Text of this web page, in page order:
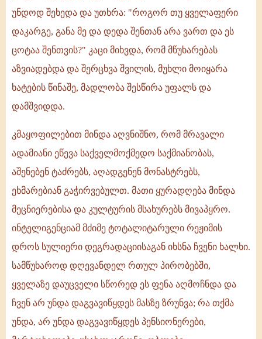
უნდოდ შეხედა და უთხრა: "როგორ თუ ყველაფერი
დაკარგე, განა მე და დედა შენთან არა ვართ და ეს
ცოტაა შენთვის?" კაცი მიხვდა, რომ მწუხარებას
აზვიადებდა და შერცხვა შვილის, მუხლი მოიყარა
ხატების წინაშე, მადლობა შესწირა უფალს და
დამშვიდდა.
კმაყოფილებით მინდა აღვნიშნო, რომ მრავალი
ადამიანი ეწევა საქველმოქმედო საქმიანობას,
აშენებენ ტაძრებს, აღადგენენ მონასტრებს,
ეხმარებიან გაჭირვებულთ. მათი ყურადღება მინდა
მეცნიერებისა და კულტურის მსახურებს მივაპყრო.
ინტელიგენციამ მძიმე ტოტალიტარული რეჟიმის
დროს სულიერი დეგრადაციისაგან იხსნა ჩვენი ხალხი.
სამწუხაროდ დღევანდელ რთულ პირობებში,
ყველაზე დაუცველი სწორედ ეს ფენა აღმოჩნდა და
ჩვენ არ უნდა დაგვავიწყდეს მასზე ზრუნვა; რა თქმა
უნდა, არ უნდა დაგვავიწყდეს პენსიონერები,